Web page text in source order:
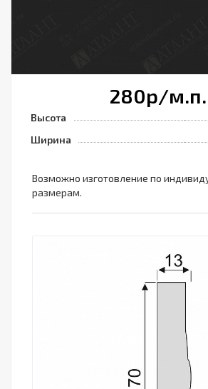
280р/м.п.
Высота
Ширина
Возможно изготовление по
размерам.